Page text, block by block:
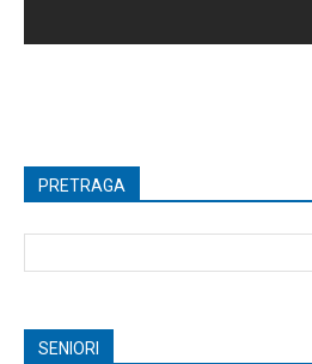
PRETRAGA
SENIORI